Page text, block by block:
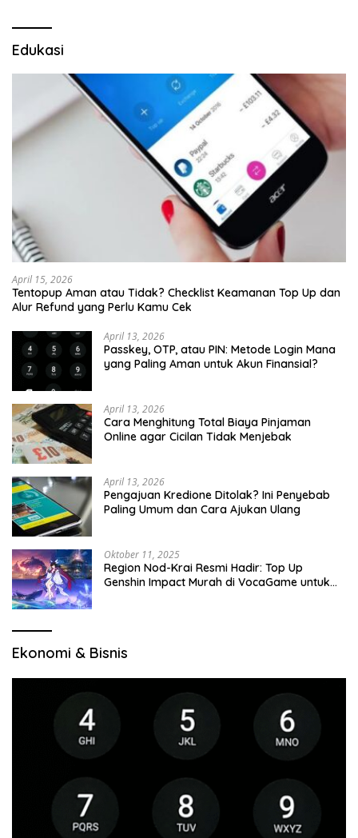
Edukasi
April 15, 2026
Tentopup Aman atau Tidak? Checklist Keamanan Top Up dan
Alur Refund yang Perlu Kamu Cek
April 13, 2026
Passkey, OTP, atau PIN: Metode Login Mana
yang Paling Aman untuk Akun Finansial?
April 13, 2026
Cara Menghitung Total Biaya Pinjaman
Online agar Cicilan Tidak Menjebak
April 13, 2026
Pengajuan Kredione Ditolak? Ini Penyebab
Paling Umum dan Cara Ajukan Ulang
Oktober 11, 2025
Region Nod-Krai Resmi Hadir: Top Up
Genshin Impact Murah di VocaGame untuk
Ekonomi & Bisnis